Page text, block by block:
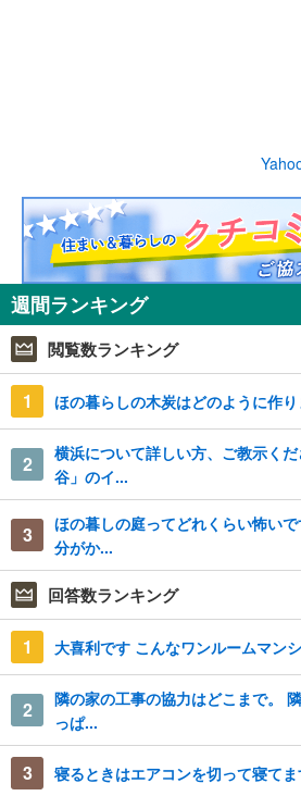
週間ランキング
閲覧数ランキング
1 ほの暮らしの木炭はどのように作り
2
横浜について詳しい方、ご教示く
谷」のイ...
3
ほの暮しの庭ってどれくらい怖い
分がか...
回答数ランキング
1 大喜利です こんなワンルームマン
2
隣の家の工事の協力はどこまで。
っぱ...
3 寝るときはエアコンを切って寝てま